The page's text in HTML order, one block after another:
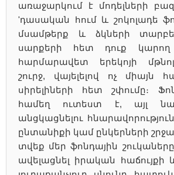
առաջարկում է մոդելների
'դասական հում և շոկոլադե
մսամթերք և ձկների
սարքերի հետ դուք կարող
հարմարավետ երեկոյի
շուրջ, վայելելով ոչ միայն
սիրելիների հետ շփումը։
համեղ ուտեստ է, այլ
անցկացնելու
ընտանիքի կամ ընկերների
տվեք մեր ֆոնդային
ավելացնել իրական